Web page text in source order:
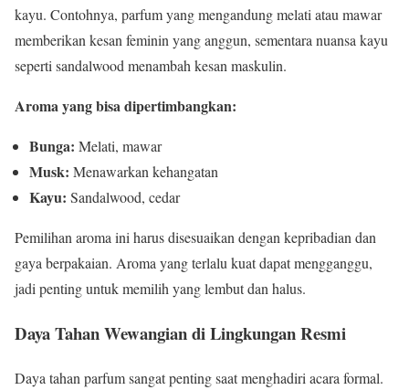
kayu. Contohnya, parfum yang mengandung melati atau mawar
memberikan kesan feminin yang anggun, sementara nuansa kayu
seperti sandalwood menambah kesan maskulin.
Aroma yang bisa dipertimbangkan:
Bunga: Melati, mawar
Musk: Menawarkan kehangatan
Kayu: Sandalwood, cedar
Pemilihan aroma ini harus disesuaikan dengan kepribadian dan
gaya berpakaian. Aroma yang terlalu kuat dapat mengganggu,
jadi penting untuk memilih yang lembut dan halus.
Daya Tahan Wewangian di Lingkungan Resmi
Daya tahan parfum sangat penting saat menghadiri acara formal.